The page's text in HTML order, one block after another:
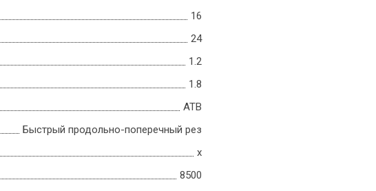
16
24
1.2
1.8
ATB
Быстрый продольно-поперечный рез
x
8500